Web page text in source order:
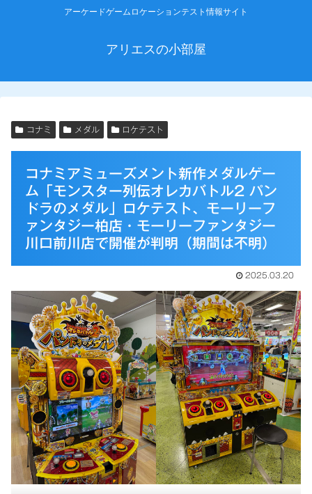
アーケードゲームロケーションテスト情報サイト
アリエスの小部屋
コナミ メダル ロケテスト
コナミアミューズメント新作メダルゲー
ム「モンスター列伝オレカバトル2 パン
ドラのメダル」ロケテスト、モーリーフ
ァンタジー柏店・モーリーファンタジー
川口前川店で開催が判明（期間は不明）
2025.03.20